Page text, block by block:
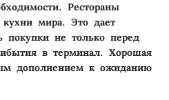
Рестораны
кухни мира. Это дает
покупки не только перед
в терминал. Хорошая
дополнением к ожиданию